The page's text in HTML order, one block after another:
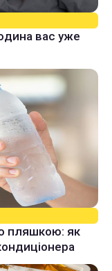
вас уже
пляшкою: як